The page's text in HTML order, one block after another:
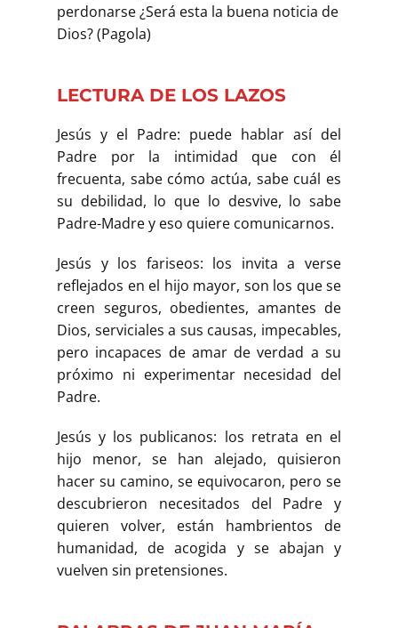
perdonarse ¿Será esta la buena noticia de
Dios? (Pagola)
LECTURA DE LOS LAZOS
Jesús y el Padre: puede hablar así del
Padre por la intimidad que con él
frecuenta, sabe cómo actúa, sabe cuál es
su debilidad, lo que lo desvive, lo sabe
Padre-Madre y eso quiere comunicarnos.
Jesús y los fariseos: los invita a verse
reflejados en el hijo mayor, son los que se
creen seguros, obedientes, amantes de
Dios, serviciales a sus causas, impecables,
pero incapaces de amar de verdad a su
próximo ni experimentar necesidad del
Padre.
Jesús y los publicanos: los retrata en el
hijo menor, se han alejado, quisieron
hacer su camino, se equivocaron, pero se
descubrieron necesitados del Padre y
quieren volver, están hambrientos de
humanidad, de acogida y se abajan y
vuelven sin pretensiones.